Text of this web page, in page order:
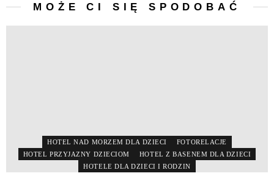
MOŻE CI SIĘ SPODOBAĆ
HOTEL NAD MORZEM DLA DZIECI
FOTORELACJE
HOTEL PRZYJAZNY DZIECIOM
HOTEL Z BASENEM DLA DZIECI
HOTELE DLA DZIECI I RODZIN